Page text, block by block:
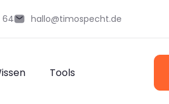
64 hallo@timospecht.de
Tools